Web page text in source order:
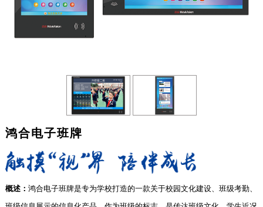
鸿合电子班牌
概述： 鸿合电子班牌是专为学校打造的一款关于校园文化建设、班级考勤、